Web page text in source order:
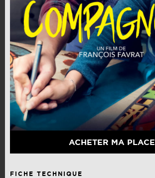
ACHETER MA PLACE
FICHE TECHNIQUE